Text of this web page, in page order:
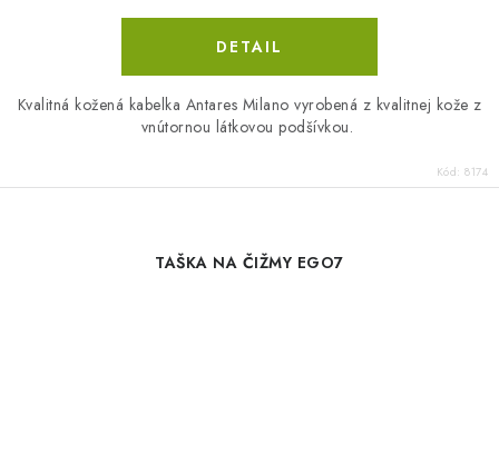
DETAIL
Kvalitná kožená kabelka Antares Milano vyrobená z kvalitnej kože z
vnútornou látkovou podšívkou.
Kód: 8174
TAŠKA NA ČIŽMY EGO7